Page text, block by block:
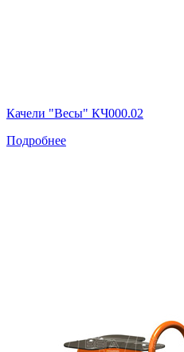
Качели "Весы" КЧ000.02
Подробнее